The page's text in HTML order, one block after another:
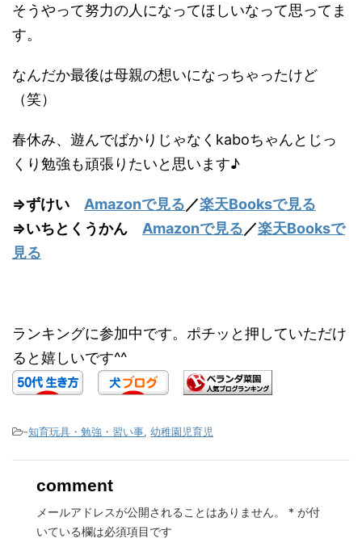
そうやって努力の人になってほしいなって思ってま
す。
なんだか最後は母親の想いになっちゃったけど
（笑）
春休み、遊んでばかりじゃなくkaboちゃんとじっ
くり勉強も頑張りたいと思います♪
⇒ずけい Amazonで見る／楽天Booksで見る
⇒いちとくうかん Amazonで見る／楽天Booksで
見る
ランキングに参加中です。ポチッと押していただけ
ると嬉しいです^^
-知育玩具・勉強・習い事, 幼稚園児育児
comment
メールアドレスが公開されることはありません。 * が付
いている欄は必須項目です